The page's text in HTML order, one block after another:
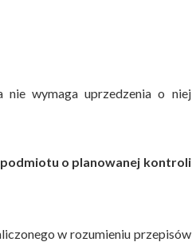
wymaga uprzedzenia o niej
o planowanej kontroli
w rozumieniu przepisów